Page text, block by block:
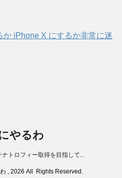
か iPhone X にするか非常に迷
やるわ
トロフィー取得を目指して...
, 2026 All Rights Reserved.